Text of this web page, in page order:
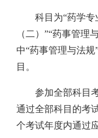
科目为“药学专
（二）”“药事管理
中“药事管理与法
目。
参加全部科目
通过全部科目的考
个考试年度内通过